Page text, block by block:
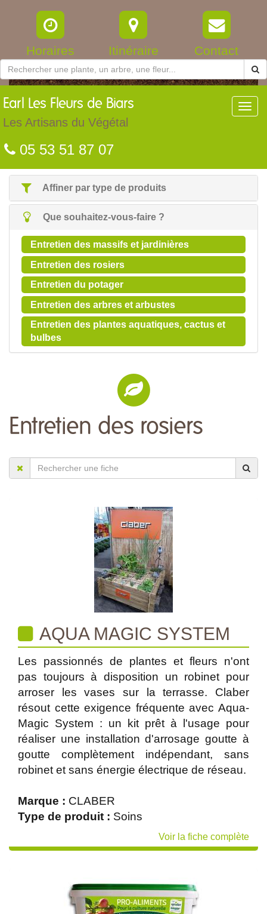
Horaires Itinéraire Contact
Earl Les Fleurs de Biars
Les Artisans du Végétal
05 53 51 87 07
Affiner par type de produits
Que souhaitez-vous-faire ?
Entretien des massifs et jardinières
Entretien des rosiers
Entretien du potager
Entretien des arbres et arbustes
Entretien des plantes aquatiques, cactus et
bulbes
Entretien des rosiers
AQUA MAGIC SYSTEM
Les passionnés de plantes et fleurs n'ont
pas toujours à disposition un robinet pour
arroser les vases sur la terrasse. Claber
résout cette exigence fréquente avec Aqua-
Magic System : un kit prêt à l'usage pour
réaliser une installation d'arrosage goutte à
goutte complètement indépendant, sans
robinet et sans énergie électrique de réseau.
Marque : CLABER
Type de produit : Soins
Voir la fiche complète